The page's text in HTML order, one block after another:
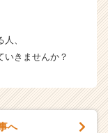
、
いきませんか？
へ